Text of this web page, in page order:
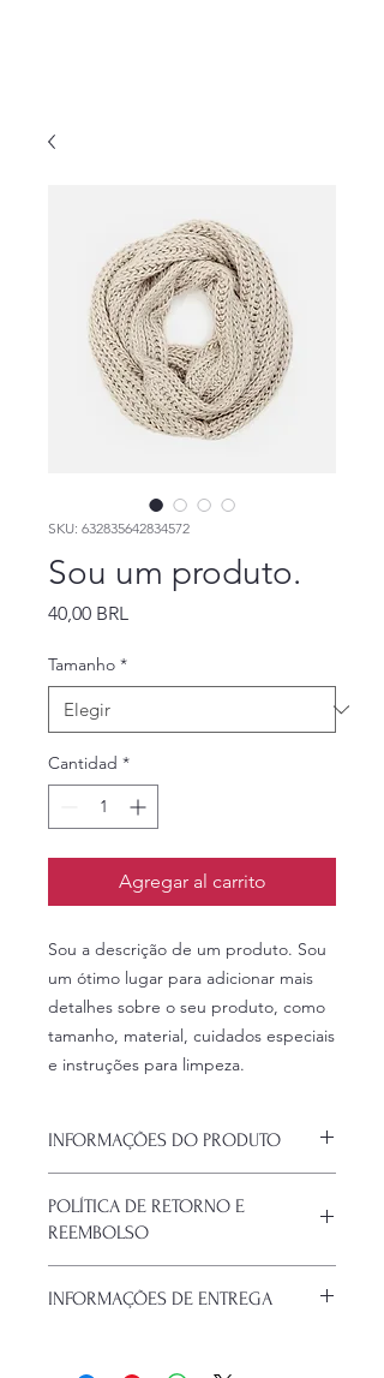
SKU: 632835642834572
Sou um produto.
40,00 BRL
Tamanho *
Cantidad *
Agregar al carrito
Sou a descrição de um produto. Sou
um ótimo lugar para adicionar mais
detalhes sobre o seu produto, como
tamanho, material, cuidados especiais
e instruções para limpeza.
INFORMAÇÕES DO PRODUTO
ótimo lugar para adicionar mais
detalhes sobre o seu produto, como
tamanho, material, cuidados especiais
e instruções para limpeza. Este
também é um ótimo lugar para
POLÍTICA DE RETORNO E
REEMBOLSO
um ótimo lugar para que seus
INFORMAÇÕES DE ENTREGA
lugar para adicionar mais informações